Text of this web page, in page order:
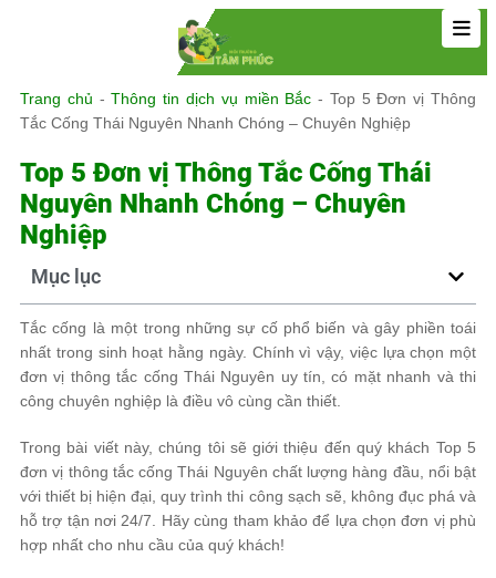
Trang chủ -Thông tin dịch vụ miền Bắc - Top 5 Đơn vị Thông
Tắc Cống Thái Nguyên Nhanh Chóng – Chuyên Nghiệp
Top 5 Đơn vị Thông Tắc Cống Thái
Nguyên Nhanh Chóng – Chuyên
Nghiệp
Mục lục
Tắc cống là một trong những sự cố phổ biến và gây phiền toái
nhất trong sinh hoạt hằng ngày. Chính vì vậy, việc lựa chọn một
đơn vị thông tắc cống Thái Nguyên uy tín, có mặt nhanh và thi
công chuyên nghiệp là điều vô cùng cần thiết.
Trong bài viết này, chúng tôi sẽ giới thiệu đến quý khách Top 5
đơn vị thông tắc cống Thái Nguyên chất lượng hàng đầu, nổi bật
với thiết bị hiện đại, quy trình thi công sạch sẽ, không đục phá và
hỗ trợ tận nơi 24/7. Hãy cùng tham khảo để lựa chọn đơn vị phù
hợp nhất cho nhu cầu của quý khách!